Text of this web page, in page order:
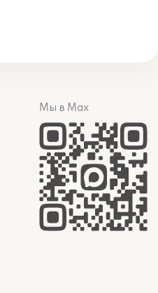
Мы в Max